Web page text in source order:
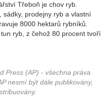
Třeboň je chov ryb.
prodejny ryb a vlastní
8000 hektarů rybníků.
ryb, z čehož 80 procent tvoří
Press (AP) - všechna práva
nesmí být dále publikovány,